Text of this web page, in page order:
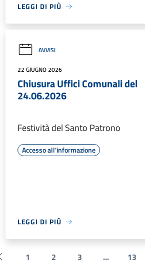
LEGGI DI PIÙ
AVVISI
22 GIUGNO 2026
Chiusura Uffici Comunali del
24.06.2026
Festività del Santo Patrono
Accesso all'informazione
LEGGI DI PIÙ
Pagina precedente
1 2 3 ... 13